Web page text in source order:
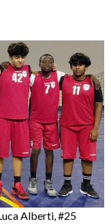
Alberti, #25